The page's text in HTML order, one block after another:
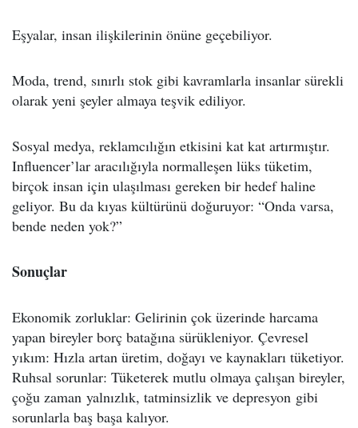
Eşyalar, insan ilişkilerinin önüne geçebiliyor.
Moda, trend, sınırlı stok gibi kavramlarla insanlar sürekli
olarak yeni şeyler almaya teşvik ediliyor.
Sosyal medya, reklamcılığın etkisini kat kat artırmıştır.
Influencer’lar aracılığıyla normalleşen lüks tüketim,
birçok insan için ulaşılması gereken bir hedef haline
geliyor. Bu da kıyas kültürünü doğuruyor: “Onda varsa,
bende neden yok?”
Sonuçlar
Ekonomik zorluklar: Gelirinin çok üzerinde harcama
yapan bireyler borç batağına sürükleniyor. Çevresel
yıkım: Hızla artan üretim, doğayı ve kaynakları tüketiyor.
Ruhsal sorunlar: Tüketerek mutlu olmaya çalışan bireyler,
çoğu zaman yalnızlık, tatminsizlik ve depresyon gibi
sorunlarla baş başa kalıyor.